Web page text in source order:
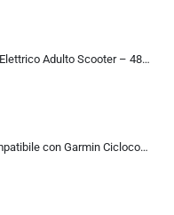
MIWEN Monopattino Elettrico Adulto Scooter – 48V 18Ah 45-55KM di Autonomia monopattino elettrico adulti 11/10.5 Pollici mo…
RAVEMEN FR160 Compatibile con Garmin Ciclocomputer, 6 modalità di illuminazione Ciclismo Accessori per Luce Lampeggiante di a